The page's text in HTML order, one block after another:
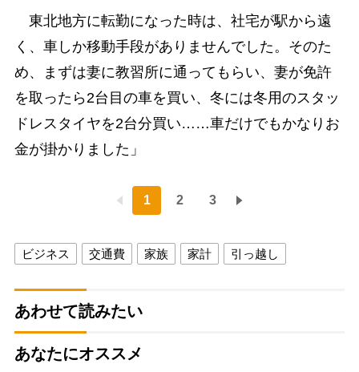
東北地方に転勤になった時は、社宅が駅から遠
く、車しか移動手段がありませんでした。そのた
め、まずは妻に教習所に通ってもらい、妻が免許
を取ったら2台目の車を買い、冬には冬用のスタッ
ドレスタイヤを2台分買い……車だけでもかなりお
金が掛かりました」
1 2 3
ビジネス 交通費 家族 家計 引っ越し
あわせて読みたい
あなたにオススメ